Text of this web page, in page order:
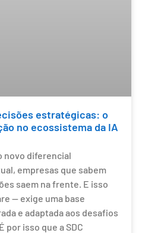
estratégicas: o
no ecossistema da IA
novo diferencial
empresas que sabem
saem na frente. E isso
— exige uma base
e adaptada aos desafios
por isso que a SDC